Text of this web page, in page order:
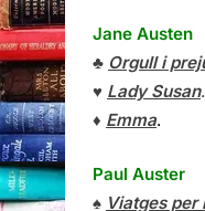
Jane Austen
♣ Orgull i
♥ Lady Susan.
♦ Emma.
Paul Auster
♠ Viatges per